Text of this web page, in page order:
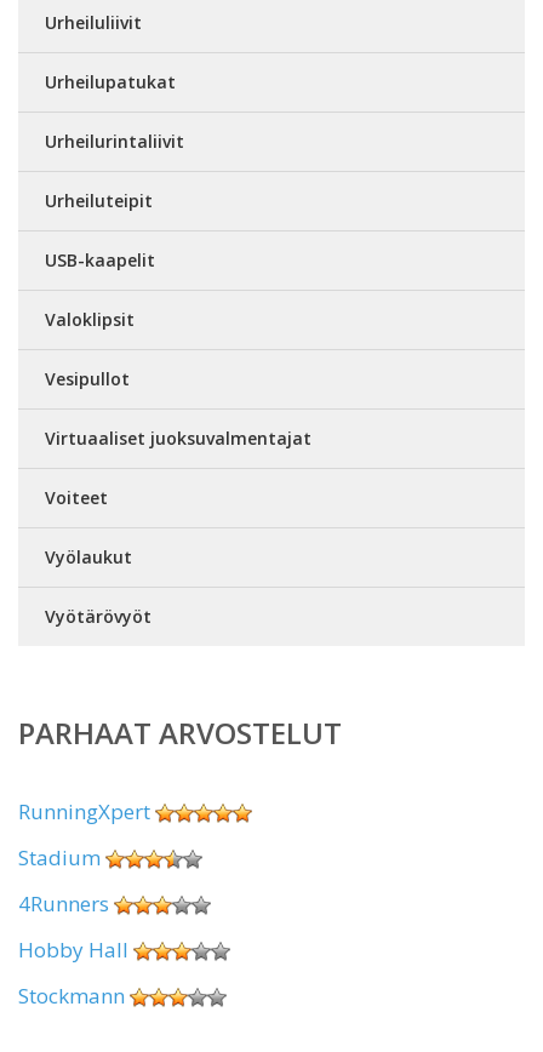
Urheiluliivit
Urheilupatukat
Urheilurintaliivit
Urheiluteipit
USB-kaapelit
Valoklipsit
Vesipullot
Virtuaaliset juoksuvalmentajat
Voiteet
Vyölaukut
Vyötärövyöt
PARHAAT ARVOSTELUT
RunningXpert
Stadium
4Runners
Hobby Hall
Stockmann